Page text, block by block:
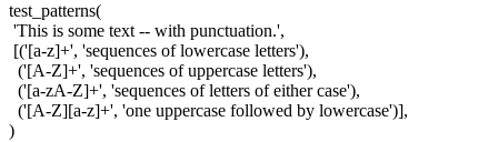
test_patterns(
'This is some text -- with punctuation.',
[('[a-z]+', 'sequences of lowercase letters'),
('[A-Z]+', 'sequences of uppercase letters'),
('[a-zA-Z]+', 'sequences of letters of either case'),
('[A-Z][a-z]+', 'one uppercase followed by lowercase')],
)